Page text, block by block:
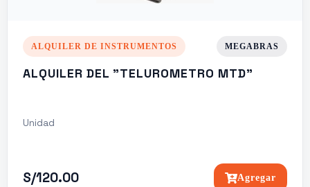
ALQUILER DE INSTRUMENTOS MEGABRAS
ALQUILER DEL "TELUROMETRO MTD"
Unidad
S/120.00 Agregar